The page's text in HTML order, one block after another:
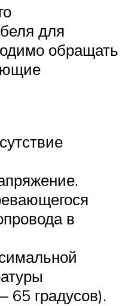
для
обращать
в
градусов).